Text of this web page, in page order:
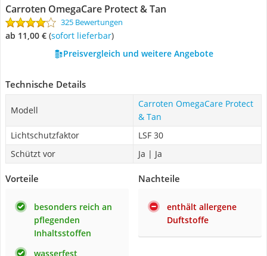
Carroten OmegaCare Protect & Tan
325 Bewertungen
ab 11,00 € ( Sofort lieferbar)
Preisvergleich und weitere Angebote
Technische Details
Modell
Carroten OmegaCare Protect
& Tan
Lichtschutzfaktor
LSF 30
Schützt vor
Ja | Ja
Vorteile
besonders reich an
pflegenden
Inhaltsstoffen
wasserfest
Nachteile
enthält allergene
Duftstoffe